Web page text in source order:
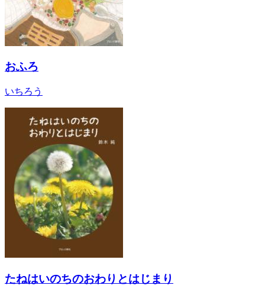
おふろ
いちろう
たねはいのちのおわりとはじまり